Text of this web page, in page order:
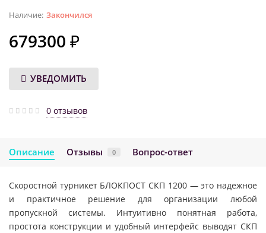
Закончился
679300 ₽
УВЕДОМИТЬ
0 отзывов
Описание Отзывы 0 Вопрос-ответ
Скоростной турникет БЛОКПОСТ СКП 1200 — это надежное
и практичное решение для организации любой
пропускной системы. Интуитивно понятная работа,
простота конструкции и удобный интерфейс выводят СКП